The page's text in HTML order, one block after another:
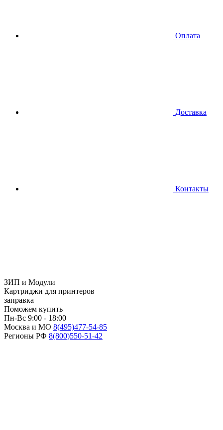
Оплата
Доставка
Контакты
ЗИП и Модули
Картриджи для принтеров
заправка
Поможем купить
Пн-Вс 9:00 - 18:00
Москва и МО 8(495)477-54-85
Регионы РФ 8(800)550-51-42